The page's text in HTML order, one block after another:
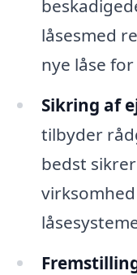
låsesmed
nye låse
Sikring af
tilbyder
bedst